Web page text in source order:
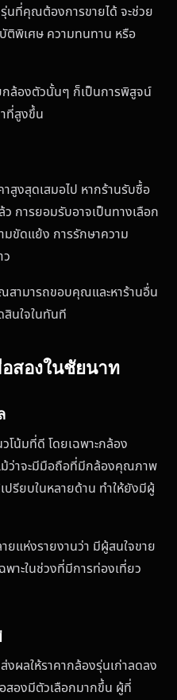
นที่คุณต้องการขายได้ จะช่วย
ติพิเศษ ความทนทาน หรือ
ล้องตัวนั้นๆ ก็เป็นการพิสูจน์
ที่สูงขึ้น
าสูงสุดเสมอไป หากร้านรับซื้อ
การยอมรับอาจเป็นทางเลือก
มขัดแย้ง การรักษาความ
สามารถขอบคุณและหาร้านอื่น
สินใจในทันที
สองในชัยนาท
น้มที่ดี โดยเฉพาะกล้อง
ว่าจะมีมือถือที่มีกล้องคุณภาพ
รียบในหลายด้าน ทำให้ยังมีผู้
แห่งรายงานว่า มีผู้สนใจขาย
าะในช่วงที่มีการท่องเที่ยว
ผลให้ราคากล้องรุ่นเก่าลดลง
สองมีตัวเลือกมากขึ้น ผู้ที่